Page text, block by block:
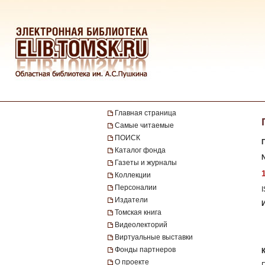
Главная страница
Самые читаемые
ПОИСК
Каталог фонда
Газеты и журналы
Коллекции
Персоналии
Издатели
Томская книга
Видеолекторий
Виртуальные выставки
Фонды партнеров
О проекте